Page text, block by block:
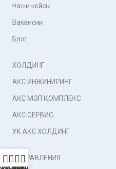
Наши кейсы
Вакансии
Блог
ХОЛДИНГ
АКС ИНЖИНИРИНГ
АКС МЭП КОМПЛЕКС
АКС СЕРВИС
УК АКС ХОЛДИНГ
НАПРАВЛЕНИЯ